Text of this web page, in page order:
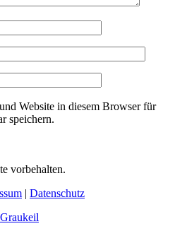
Website in diesem Browser für
speichern.
vorbehalten.
| Datenschutz
Graukeil